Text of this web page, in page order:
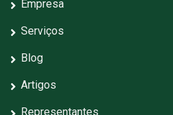
Empresa
Serviços
Blog
Artigos
Representantes